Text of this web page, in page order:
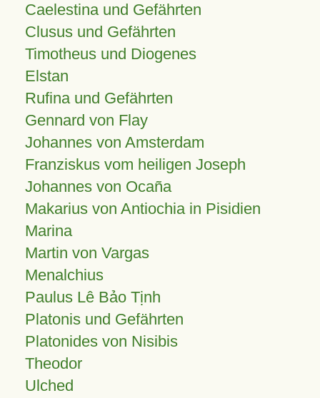
Caelestina und Gefährten
Clusus und Gefährten
Timotheus und Diogenes
Elstan
Rufina und Gefährten
Gennard von Flay
Johannes von Amsterdam
Franziskus vom heiligen Joseph
Johannes von Ocaña
Makarius von Antiochia in Pisidien
Marina
Martin von Vargas
Menalchius
Paulus Lê Bảo Tịnh
Platonis und Gefährten
Platonides von Nisibis
Theodor
Ulched